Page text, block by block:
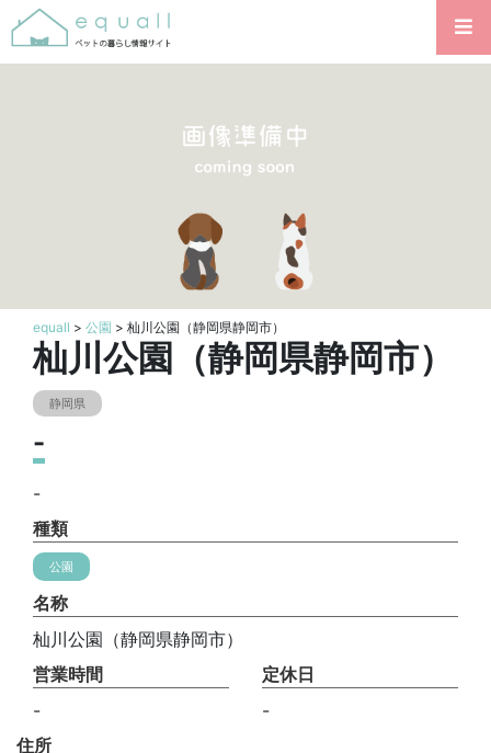
equall > 公園 > 杣川公園（静岡県静岡市）
杣川公園（静岡県静岡市）
静岡県
-
-
種類
公園
名称
杣川公園（静岡県静岡市）
営業時間
-
定休日
-
住所